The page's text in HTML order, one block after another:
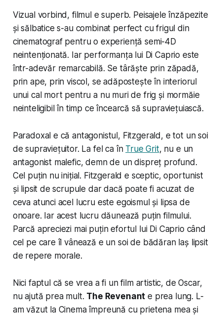
Vizual vorbind, filmul e superb. Peisajele înzăpezite
și sălbatice s-au combinat perfect cu frigul din
cinematograf pentru o experiență semi-4D
neintenționată. Iar performanța lui Di Caprio este
într-adevăr remarcabilă. Se târăște prin zăpadă,
prin ape, prin viscol, se adăpostește în interiorul
unui cal mort pentru a nu muri de frig și mormăie
neinteligibil în timp ce încearcă să supraviețuiască.
Paradoxal e că antagonistul, Fitzgerald, e tot un soi
de supraviețuitor. La fel ca în True Grit, nu e un
antagonist malefic, demn de un dispreț profund.
Cel puțin nu inițial. Fitzgerald e sceptic, oportunist
și lipsit de scrupule dar dacă poate fi acuzat de
ceva atunci acel lucru este egoismul și lipsa de
onoare. Iar acest lucru dăunează puțin filmului.
Parcă apreciezi mai puțin efortul lui Di Caprio când
cel pe care îl vânează e un soi de bădăran laș lipsit
de repere morale.
Nici faptul că se vrea a fi un film artistic, de Oscar,
nu ajută prea mult. The Revenant e prea lung. L-
am văzut la Cinema împreună cu prietena mea și